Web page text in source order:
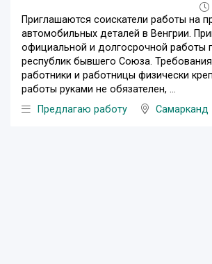
Приглашаются соискатели работы на
автомобильных деталей в Венгрии.
официальной и долгосрочной работы
республик бывшего Союза.
работники и работницы физически
работы руками не обязателен, ...
Предлагаю работу
Самарканд